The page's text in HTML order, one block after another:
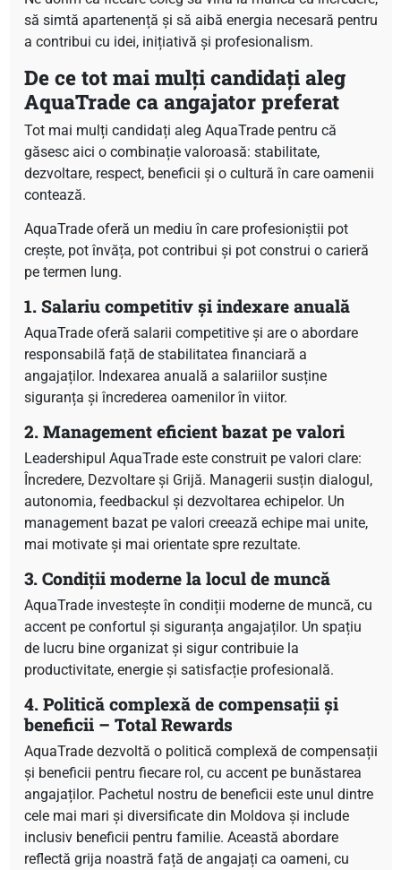
să simtă apartenență și să aibă energia necesară pentru
a contribui cu idei, inițiativă și profesionalism.
De ce tot mai mulți candidați aleg
AquaTrade ca angajator preferat
Tot mai mulți candidați aleg AquaTrade pentru că
găsesc aici o combinație valoroasă: stabilitate,
dezvoltare, respect, beneficii și o cultură în care oamenii
contează.
AquaTrade oferă un mediu în care profesioniștii pot
crește, pot învăța, pot contribui și pot construi o carieră
pe termen lung.
1. Salariu competitiv și indexare anuală
AquaTrade oferă salarii competitive și are o abordare
responsabilă față de stabilitatea financiară a
angajaților. Indexarea anuală a salariilor susține
siguranța și încrederea oamenilor în viitor.
2. Management eficient bazat pe valori
Leadershipul AquaTrade este construit pe valori clare:
Încredere, Dezvoltare și Grijă. Managerii susțin dialogul,
autonomia, feedbackul și dezvoltarea echipelor. Un
management bazat pe valori creează echipe mai unite,
mai motivate și mai orientate spre rezultate.
3. Condiții moderne la locul de muncă
AquaTrade investește în condiții moderne de muncă, cu
accent pe confortul și siguranța angajaților. Un spațiu
de lucru bine organizat și sigur contribuie la
productivitate, energie și satisfacție profesională.
4. Politică complexă de compensații și
beneficii – Total Rewards
AquaTrade dezvoltă o politică complexă de compensații
și beneficii pentru fiecare rol, cu accent pe bunăstarea
angajaților. Pachetul nostru de beneficii este unul dintre
cele mai mari și diversificate din Moldova și include
inclusiv beneficii pentru familie. Această abordare
reflectă grija noastră față de angajați ca oameni, cu